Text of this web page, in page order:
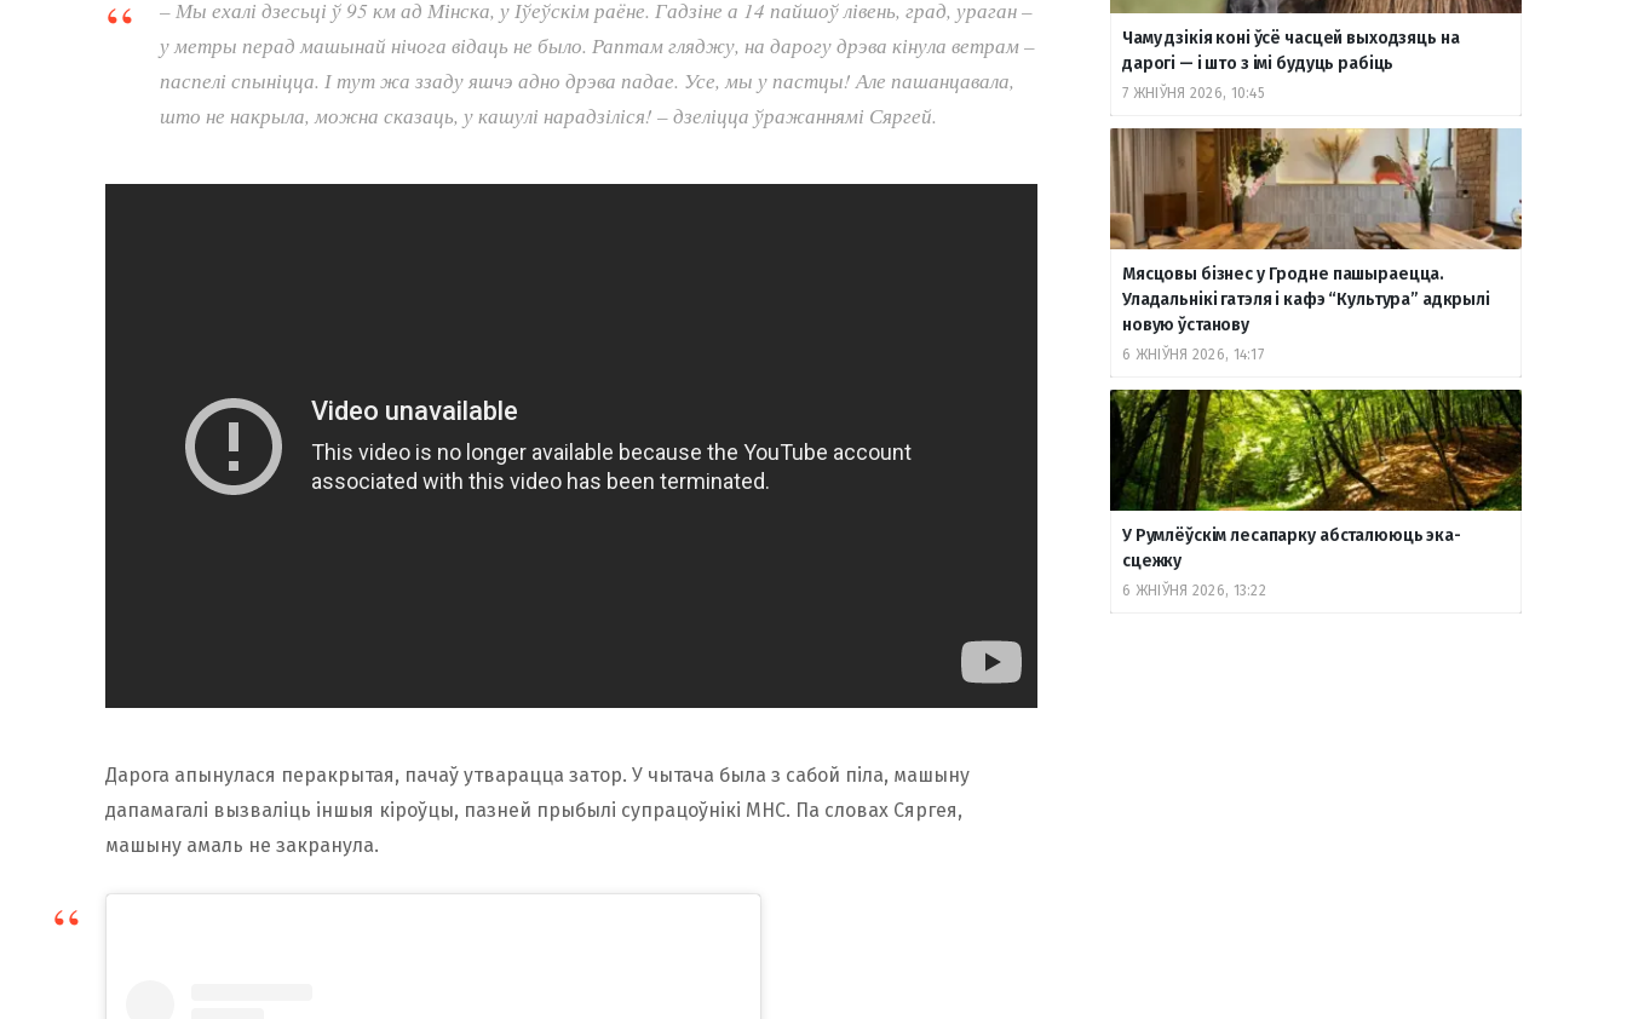
– Мы ехалі дзесьці ў 95 км ад Мінска, у Іўеўскім раёне. Гадзіне а 14 пайшоў лівень, град, ураган –
у метры перад машынай нічога відаць не было. Раптам гляджу, на дарогу дрэва кінула ветрам –
паспелі спыніцца. І тут жа ззаду яшчэ адно дрэва падае. Усе, мы у пастцы! Але пашанцавала,
што не накрыла, можна сказаць, у кашулі нарадзіліся! – дзеліцца ўражаннямі Сяргей.
Дарога апынулася перакрытая, пачаў утварацца затор. У чытача была з сабой піла, машыну
дапамагалі вызваліць іншыя кіроўцы, пазней прыбылі супрацоўнікі МНС. Па словах Сяргея,
машыну амаль не закранула.
Чаму дзікія коні ўсё часцей выходзяць на
дарогі — і што з імі будуць рабіць
7 ЖНІЎНЯ 2026, 10:45
Мясцовы бізнес у Гродне пашыраецца.
Уладальнікі гатэля і кафэ “Культура” адкрылі
новую ўстанову
6 ЖНІЎНЯ 2026, 14:17
У Румлёўскім лесапарку абсталююць эка-
сцежку
6 ЖНІЎНЯ 2026, 13:22